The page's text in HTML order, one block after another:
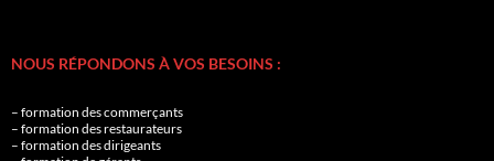
NOUS RÉPONDONS À VOS BESOINS :
– formation des commerçants
– formation des restaurateurs
– formation des dirigeants